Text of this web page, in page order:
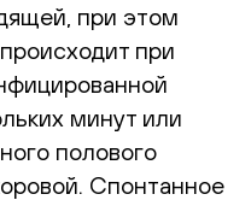
при этом
при
минут или
полового
Спонтанное